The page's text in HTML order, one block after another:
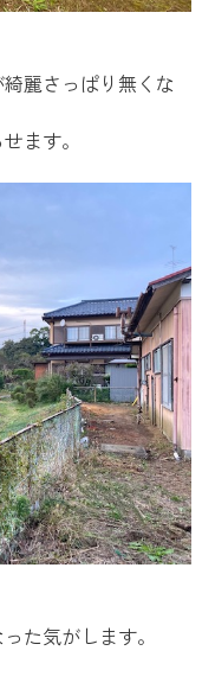
麗さっぱり無くな
ます。
た気がします。